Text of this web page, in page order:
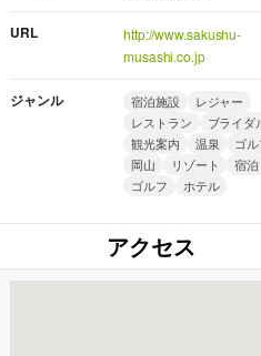
URL
http://www.sakushu-
musashi.co.jp
ジャンル 宿泊施設
レジャー
レストラン
ブライダ
観光案内
温泉
ゴ
岡山
リゾート
宿泊
ゴルフ
ホテル
アクセス